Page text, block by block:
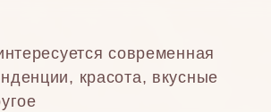
современная
красота, вкусные